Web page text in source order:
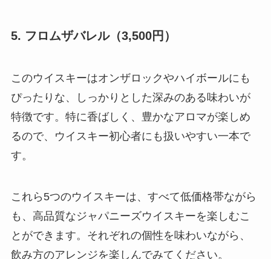
5. フロムザバレル（3,500円）
このウイスキーはオンザロックやハイボールにも
ぴったりな、しっかりとした深みのある味わいが
特徴です。特に香ばしく、豊かなアロマが楽しめ
るので、ウイスキー初心者にも扱いやすい一本で
す。
これら5つのウイスキーは、すべて低価格帯ながら
も、高品質なジャパニーズウイスキーを楽しむこ
とができます。それぞれの個性を味わいながら、
飲み方のアレンジを楽しんでみてください。